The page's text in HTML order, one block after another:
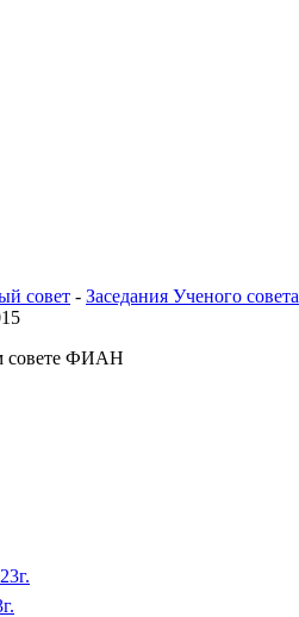
совет - Заседания Ученого совета
совете ФИАН